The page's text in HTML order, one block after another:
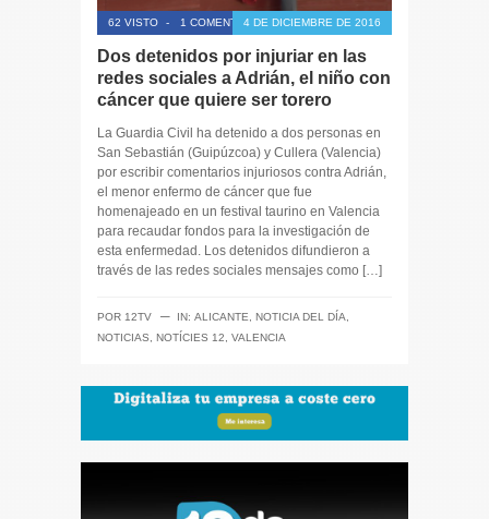
62 VISTO - 1 COMENTARIO4 DE DICIEMBRE DE 2016
Dos detenidos por injuriar en las
redes sociales a Adrián, el niño con
cáncer que quiere ser torero
La Guardia Civil ha detenido a dos personas en
San Sebastián (Guipúzcoa) y Cullera (Valencia)
por escribir comentarios injuriosos contra Adrián,
el menor enfermo de cáncer que fue
homenajeado en un festival taurino en Valencia
para recaudar fondos para la investigación de
esta enfermedad. Los detenidos difundieron a
través de las redes sociales mensajes como […]
POR 12TV ─ IN: ALICANTE NOTICIA DEL DÍA
NOTICIAS
NOTÍCIES 12 VALENCIA